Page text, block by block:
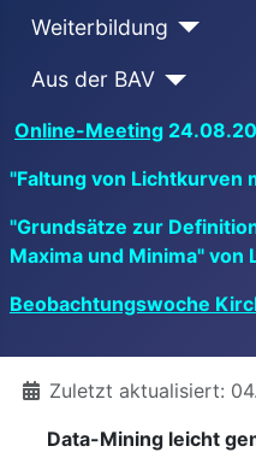
Weiterbildung
Aus der BAV
Online-Meeting
"Faltung von Lichtkurven
"Grundsätze zur
Maxima und Minima" von
Beobachtungswoche
DetailsZuletzt aktualisiert:
Data-Mining leicht